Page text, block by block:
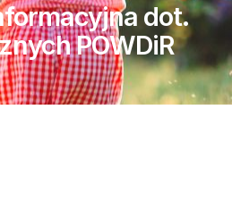
dot.
POWDiR